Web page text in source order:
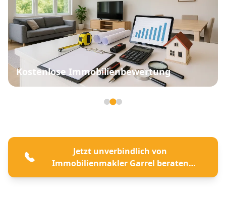
Kostenlose Immobilienbewertung
Jetzt unverbindlich von
Immobilienmakler Garrel beraten
lassen